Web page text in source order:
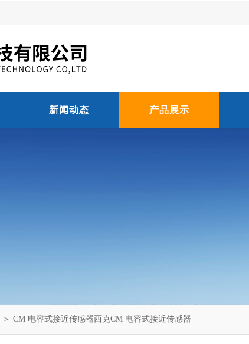
新闻动态 产品展示
＞ CM 电容式接近传感器西克CM 电容式接近传感器